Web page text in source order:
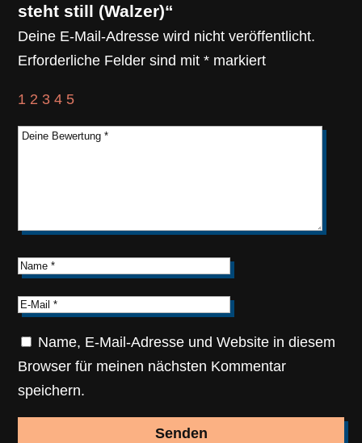
steht still (Walzer)“
Deine E-Mail-Adresse wird nicht veröffentlicht.
Erforderliche Felder sind mit* markiert
1 2 3 4 5
Name, E-Mail-Adresse und Website in diesem
Browser für meinen nächsten Kommentar
speichern.
Senden